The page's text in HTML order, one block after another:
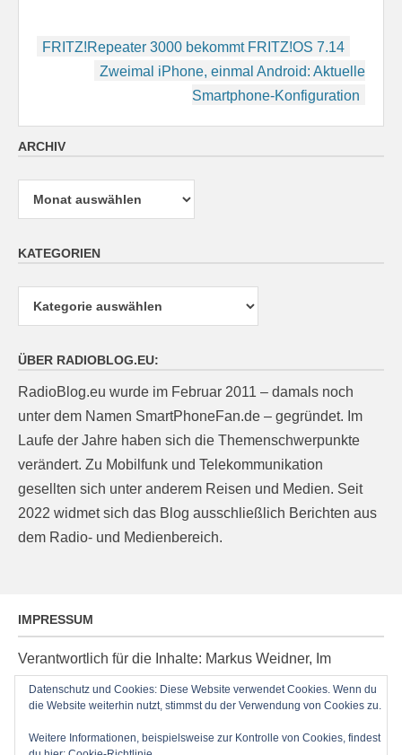
Beitragsnavigation
FRITZ!Repeater 3000 bekommt FRITZ!OS 7.14
Zweimal iPhone, einmal Android: Aktuelle
Smartphone-Konfiguration
ARCHIV
Archiv
KATEGORIEN
ÜBER RADIOBLOG.EU:
RadioBlog.eu wurde im Februar 2011 – damals noch
unter dem Namen SmartPhoneFan.de – gegründet. Im
Laufe der Jahre haben sich die Themenschwerpunkte
verändert. Zu Mobilfunk und Telekommunikation
gesellten sich unter anderem Reisen und Medien. Seit
2022 widmet sich das Blog ausschließlich Berichten aus
dem Radio- und Medienbereich.
IMPRESSUM
Verantwortlich für die Inhalte: Markus Weidner, Im
Ziegelacker 20, D-63599 Biebergemünd, E-Mail:
post@radioblog.eu
Technik und Administration: Thomas Michel
Datenschutz und Cookies: Diese Website verwendet Cookies. Wenn du
die Website weiterhin nutzt, stimmst du der Verwendung von Cookies zu.
Weitere Informationen, beispielsweise zur Kontrolle von Cookies, findest